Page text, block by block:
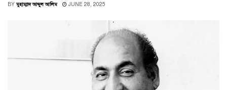
BY মুহাম্মাদ আব্দুল আলিম JUNE 28, 2025